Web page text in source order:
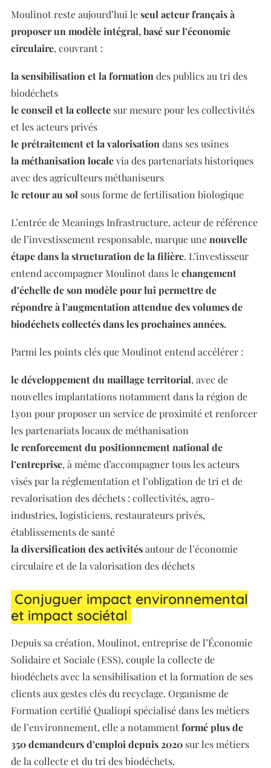
Moulinot reste aujourd’hui leseul acteur français à
proposer un modèle intégral, basé sur l’économie
circulaire, couvrant :
la sensibilisation et la formation des publics au tri des
biodéchets
le conseil et la collecte sur mesure pour les collectivités
et les acteurs privés
le prétraitement et la valorisation dans ses usines
la méthanisation localevia des partenariats historiques
avec des agriculteurs méthaniseurs
le retour au sol sous forme de fertilisation biologique
L’entrée de Meanings Infrastructure, acteur de référence
de l’investissement responsable, marque unenouvelle
étape dans la structuration de la filière. L’investisseur
entend accompagner Moulinot dans lechangement
d’échelle de son modèle pour lui permettre de
répondre à l’augmentation attendue des volumes de
biodéchets collectés dans les prochaines années.
Parmi les points clés que Moulinot entend accélérer :
le développement du maillage territorial, avec de
nouvelles implantations notamment dans la région de
Lyon pour proposer un service de proximité et renforcer
les partenariats locaux de méthanisation
le renforcement du positionnement national de
l’entreprise, à même d’accompagner tous les acteurs
visés par la réglementation et l’obligation de tri et de
revalorisation des déchets : collectivités, agro-
industries, logisticiens, restaurateurs privés,
établissements de santé
la diversification des activitésautour de l’économie
circulaire et de la valorisation des déchets
Conjuguer impact environnemental
et impact sociétal
Depuis sa création, Moulinot, entreprise de l’Économie
Solidaire et Sociale (ESS), couple la collecte de
biodéchets avec la sensibilisation et la formation de ses
clients aux gestes clés du recyclage. Organisme de
Formation certifié Qualiopi spécialisé dans les métiers
de l’environnement, elle a notammentformé plus de
350 demandeurs d’emploi depuis 2020 sur les métiers
de la collecte et du tri des biodéchets.